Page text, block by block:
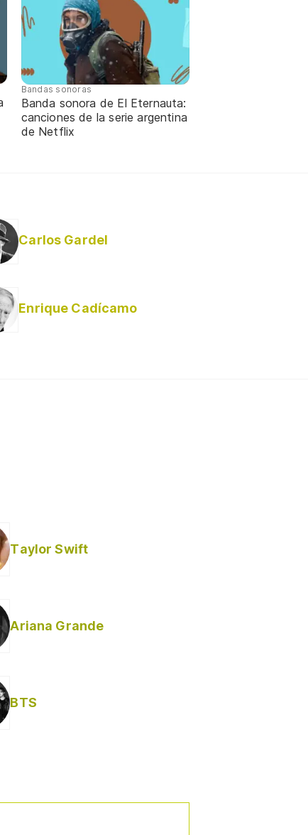
Bandas sonoras
Banda sonora de El Eternauta:
canciones de la serie argentina
de Netflix
Carlos Gardel
Enrique Cadícamo
Taylor Swift
Ariana Grande
BTS